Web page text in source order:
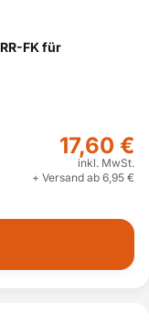
FK für
17,60 €
inkl. MwSt.
+ Versand ab 6,95 €